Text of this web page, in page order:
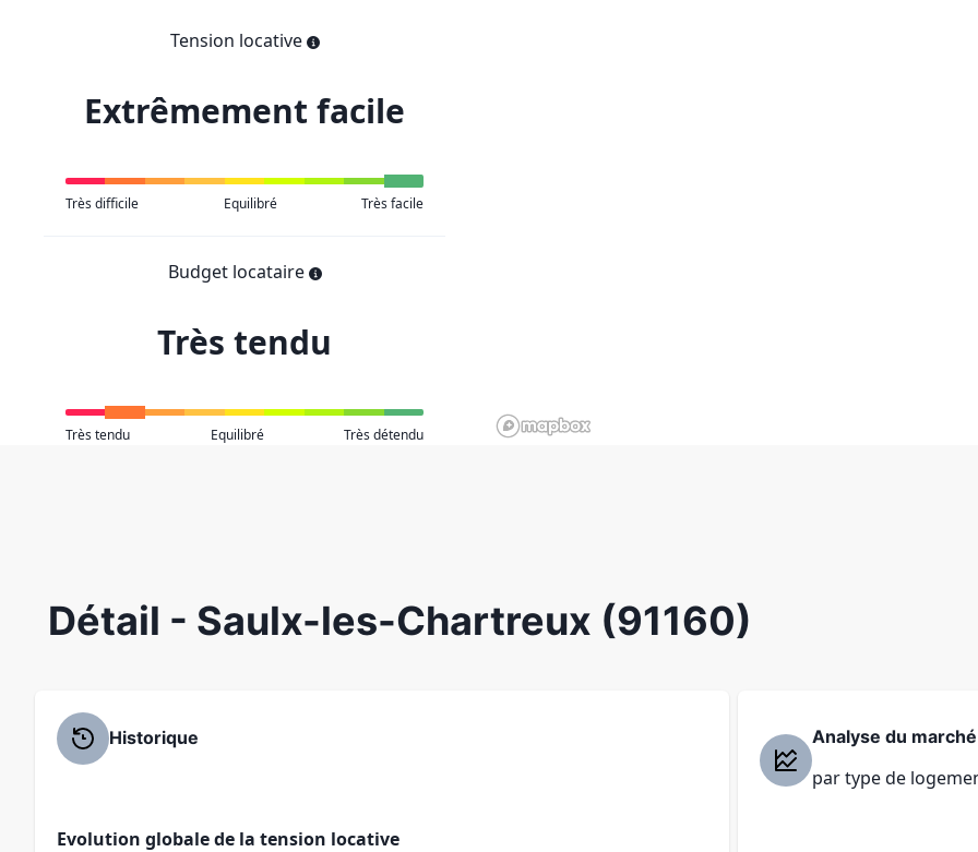
Tension locative
Extrêmement facile
Très difficile Equilibré Très facile
Budget locataire
Très tendu
Très tendu Equilibré Très détendu
Détail - Saulx-les-Chartreux (91160)
Historique
Evolution globale de la tension locative
Analyse du marché
par type de